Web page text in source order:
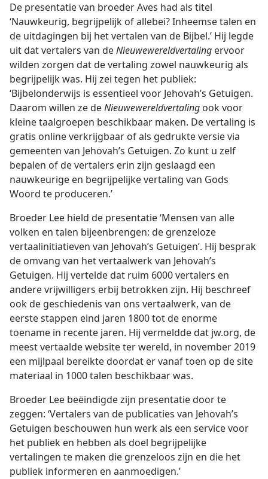
De presentatie van broeder Aves had als titel
‘Nauwkeurig, begrijpelijk of allebei? Inheemse talen en
de uitdagingen bij het vertalen van de Bijbel.’ Hij legde
uit dat vertalers van deNieuwewereldvertaling ervoor
wilden zorgen dat de vertaling zowel nauwkeurig als
begrijpelijk was. Hij zei tegen het publiek:
‘Bijbelonderwijs is essentieel voor Jehovah’s Getuigen.
Daarom willen ze deNieuwewereldvertaling ook voor
kleine taalgroepen beschikbaar maken. De vertaling is
gratis online verkrijgbaar of als gedrukte versie via
gemeenten van Jehovah’s Getuigen. Zo kunt u zelf
bepalen of de vertalers erin zijn geslaagd een
nauwkeurige en begrijpelijke vertaling van Gods
Woord te produceren.’
Broeder Lee hield de presentatie ‘Mensen van alle
volken en talen bijeenbrengen: de grenzeloze
vertaalinitiatieven van Jehovah’s Getuigen’. Hij besprak
de omvang van het vertaalwerk van Jehovah’s
Getuigen. Hij vertelde dat ruim 6000 vertalers en
andere vrijwilligers erbij betrokken zijn. Hij beschreef
ook de geschiedenis van ons vertaalwerk, van de
eerste stappen eind jaren 1800 tot de enorme
toename in recente jaren. Hij vermeldde dat jw.org, de
meest vertaalde website ter wereld, in november 2019
een mijlpaal bereikte doordat er vanaf toen op de site
materiaal in 1000 talen beschikbaar was.
Broeder Lee beëindigde zijn presentatie door te
zeggen: ‘Vertalers van de publicaties van Jehovah’s
Getuigen beschouwen hun werk als een service voor
het publiek en hebben als doel begrijpelijke
vertalingen te maken die grenzeloos zijn en die het
publiek informeren en aanmoedigen.’